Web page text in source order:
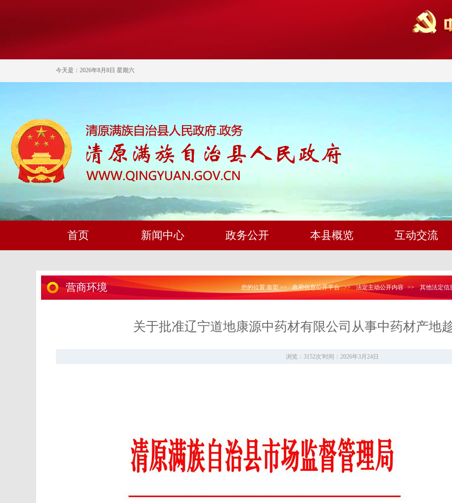
今天是：2026年8月8日 星期六
首页 新闻中心 政务公开 本县概览 互动交流
营商环境 您的位置:首页>> 政府信息公开平台 >> 法定主动公开内容 >> 其他法定信
关于批准辽宁道地康源中药材有限公司从事中药材产地
浏览：3152次'时间：2026年3月24日